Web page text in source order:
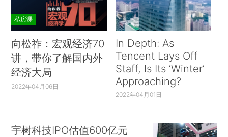
私房课
向松祚：宏观经济70
讲，带你了解国内外
经济大局
2022年04月06日
In Depth: As
Tencent Lays Off
Staff, Is Its ‘Winter’
Approaching?
2022年04月01日
宇树科技IPO估值600亿元